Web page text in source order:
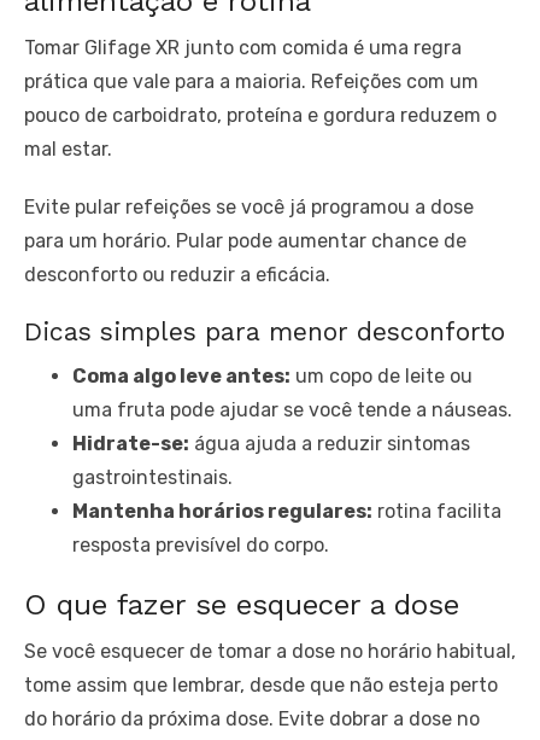
Tomar Glifage XR junto com comida é uma regra
prática que vale para a maioria. Refeições com um
pouco de carboidrato, proteína e gordura reduzem o
mal estar.
Evite pular refeições se você já programou a dose
para um horário. Pular pode aumentar chance de
desconforto ou reduzir a eficácia.
Dicas simples para menor desconforto
Coma algo leve antes: um copo de leite ou
uma fruta pode ajudar se você tende a náuseas.
Hidrate-se: água ajuda a reduzir sintomas
gastrointestinais.
Mantenha horários regulares: rotina facilita
resposta previsível do corpo.
O que fazer se esquecer a dose
Se você esquecer de tomar a dose no horário habitual,
tome assim que lembrar, desde que não esteja perto
do horário da próxima dose. Evite dobrar a dose no